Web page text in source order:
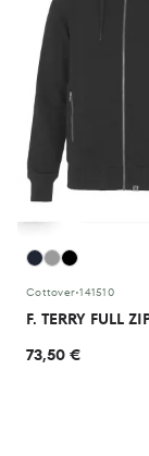
Cottover•141510
73,50 €